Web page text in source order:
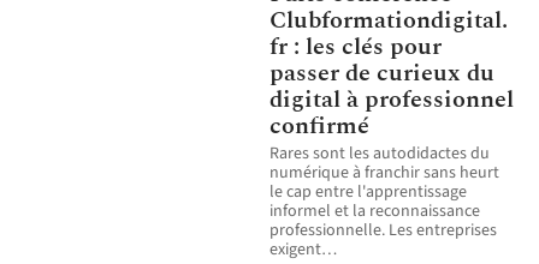
Clubformationdigital.
fr : les clés pour
passer de curieux du
digital à professionnel
confirmé
Rares sont les autodidactes du
numérique à franchir sans heurt
le cap entre l'apprentissage
informel et la reconnaissance
professionnelle. Les entreprises
exigent…